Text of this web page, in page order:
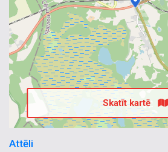
Skatīt kartē
Attēli